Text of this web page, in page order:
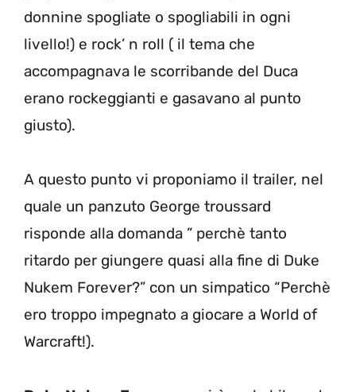
donnine spogliate o spogliabili in ogni
livello!) e rock’ n roll ( il tema che
accompagnava le scorribande del Duca
erano rockeggianti e gasavano al punto
giusto).
A questo punto vi proponiamo il trailer, nel
quale un panzuto George troussard
risponde alla domanda ” perchè tanto
ritardo per giungere quasi alla fine di Duke
Nukem Forever?” con un simpatico “Perchè
ero troppo impegnato a giocare a World of
Warcraft!).